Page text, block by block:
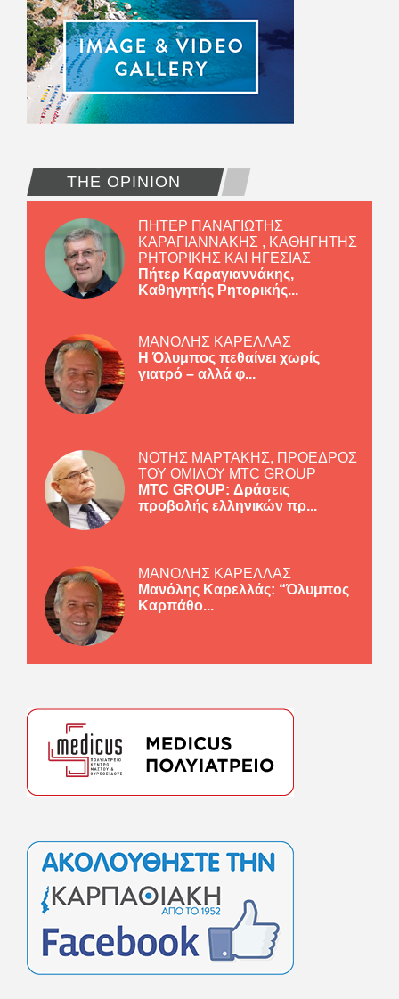
THE OPINION
ΠΗΤΕΡ ΠΑΝΑΓΙΩΤΗΣ
ΚΑΡΑΓΙΑΝΝΑΚΗΣ , ΚΑΘΗΓΗΤΗΣ
ΡΗΤΟΡΙΚΗΣ ΚΑΙ ΗΓΕΣΙΑΣ
Πήτερ Καραγιαννάκης,
Καθηγητής Ρητορικής...
ΜΑΝΟΛΗΣ ΚΑΡΕΛΛΑΣ
Η Όλυμπος πεθαίνει χωρίς
γιατρό – αλλά φ...
ΝΟΤΗΣ ΜΑΡΤΑΚΗΣ, ΠΡΟΕΔΡΟΣ
ΤΟΥ ΟΜΙΛΟΥ MTC GROUP
MTC GROUP: Δράσεις
προβολής ελληνικών πρ...
ΜΑΝΟΛΗΣ ΚΑΡΕΛΛΑΣ
Μανόλης Καρελλάς: “Όλυμπος
Καρπάθο...